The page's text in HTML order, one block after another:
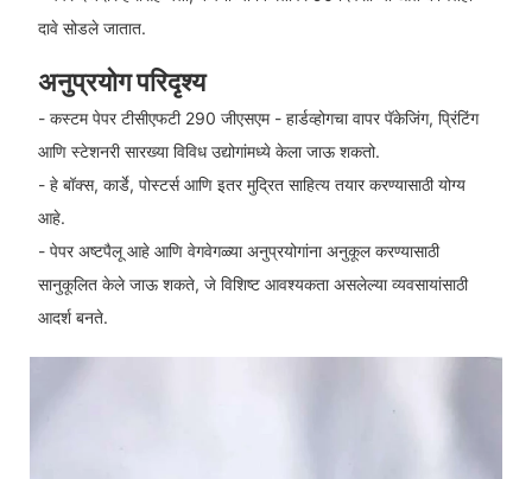
दावे सोडले जातात.
अनुप्रयोग परिदृश्य
- कस्टम पेपर टीसीएफटी 290 जीएसएम - हार्डव्होगचा वापर पॅकेजिंग, प्रिंटिंग
आणि स्टेशनरी सारख्या विविध उद्योगांमध्ये केला जाऊ शकतो.
- हे बॉक्स, कार्डे, पोस्टर्स आणि इतर मुद्रित साहित्य तयार करण्यासाठी योग्य
आहे.
- पेपर अष्टपैलू आहे आणि वेगवेगळ्या अनुप्रयोगांना अनुकूल करण्यासाठी
सानुकूलित केले जाऊ शकते, जे विशिष्ट आवश्यकता असलेल्या व्यवसायांसाठी
आदर्श बनते.